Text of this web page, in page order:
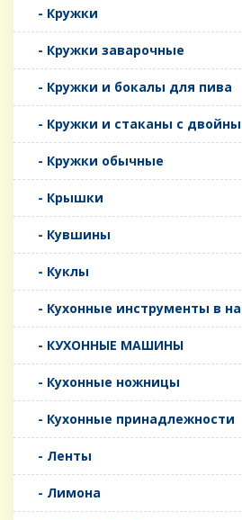
- Кружки
- Кружки заварочные
- Кружки и бокалы для пива
- Кружки и стаканы с
- Кружки обычные
- Крышки
- Кувшины
- Куклы
- Кухонные инструменты в
- КУХОННЫЕ МАШИНЫ
- Кухонные ножницы
- Кухонные принадлежности
- Ленты
- Лимона